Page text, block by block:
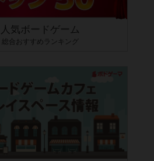
人気ボードゲーム
総合おすすめランキング